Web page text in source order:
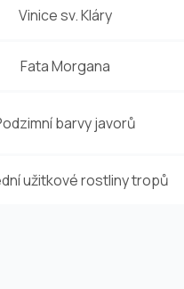
Vinice sv. Kláry
Fata Morgana
barvy javorů
užitkové rostliny tropů